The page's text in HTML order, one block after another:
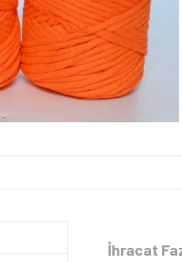
İhracat